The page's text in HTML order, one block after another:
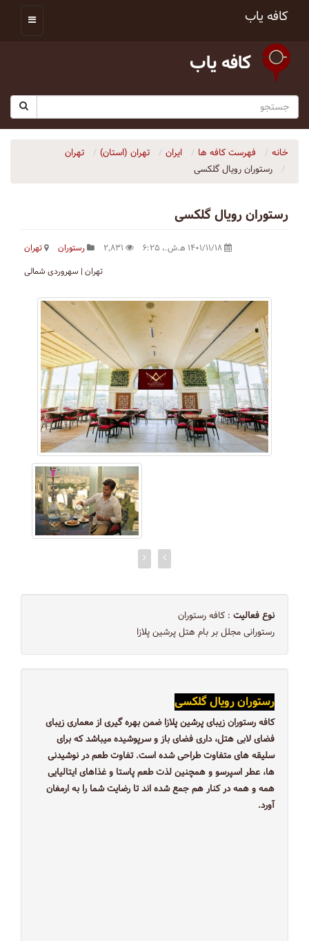
کافه یاب
کافه یاب
خانه فهرست کافه ها ایران تهران (استان)
تهران
رستوران رویال گلکسی
رستوران رویال گلکسی
رستوران
تهران
تهران | سهروردی شمالی
نوع فعالیت : کافه رستوران
رستورانی مجلل بر بام هتل پرشین پلازا
رستوران رویال گلکسی
کافه رستوران زیبای پرشین پلازا ضمن بهره گیری از معماری زیبای
فضای لابی هتل، داری فضای باز و سرپوشیده میباشد که برای
سلیقه های متفاوت طراحی شده است. تفاوت طعم در نوشیدنی
ها، عطر اسپرسو و همچنین لذت طعم پاستا و غذاهای ایتالیایی
همه و همه در کنار هم جمع شده اند تا رضایت شما را به ارمغان
آورد.